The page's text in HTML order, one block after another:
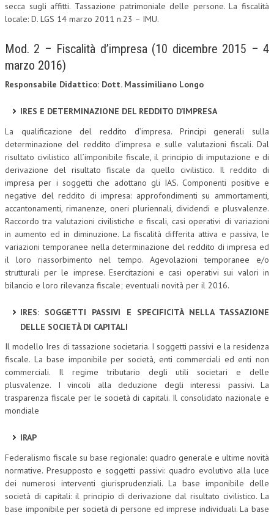
ARCHIVIO EVENTI (FINO AL 2022)
PUBBLICAZIONI
BOLLETTINO FINANZIAMENTI
TELEGRAM
DOCUMENTI
MANUALI E MONOGRAFIE
TESI DI LAUREA
MATERIALE DIDATTICO
INVITI E PROMOZIONI
secca sugli affitti. Tassazione patrimoniale delle persone. La fiscalità
locale: D. LGS 14 marzo 2011 n.23 – IMU.
Mod. 2 – Fiscalità d’impresa (10 dicembre 2015 – 4
marzo 2016)
Responsabile Didattico: Dott. Massimiliano Longo
IRES E DETERMINAZIONE DEL REDDITO D’IMPRESA
La qualificazione del reddito d’impresa. Principi generali sulla
determinazione del reddito d’impresa e sulle valutazioni fiscali. Dal
risultato civilistico all’imponibile fiscale, il principio di imputazione e di
derivazione del risultato fiscale da quello civilistico. Il reddito di
impresa per i soggetti che adottano gli IAS. Componenti positive e
negative del reddito di impresa: approfondimenti su ammortamenti,
accantonamenti, rimanenze, oneri pluriennali, dividendi e plusvalenze.
Raccordo tra valutazioni civilistiche e fiscali, casi operativi di variazioni
in aumento ed in diminuzione. La fiscalità differita attiva e passiva, le
variazioni temporanee nella determinazione del reddito di impresa ed
il loro riassorbimento nel tempo. Agevolazioni temporanee e/o
strutturali per le imprese. Esercitazioni e casi operativi sui valori in
bilancio e loro rilevanza fiscale; eventuali novità per il 2016.
IRES: SOGGETTI PASSIVI E SPECIFICITÀ NELLA TASSAZIONE
DELLE SOCIETÀ DI CAPITALI
Il modello Ires di tassazione societaria. I soggetti passivi e la residenza
fiscale. La base imponibile per società, enti commerciali ed enti non
commerciali. Il regime tributario degli utili societari e delle
plusvalenze. I vincoli alla deduzione degli interessi passivi. La
trasparenza fiscale per le società di capitali. Il consolidato nazionale e
mondiale
IRAP
Federalismo fiscale su base regionale: quadro generale e ultime novità
normative. Presupposto e soggetti passivi: quadro evolutivo alla luce
dei numerosi interventi giurisprudenziali. La base imponibile delle
società di capitali: il principio di derivazione dal risultato civilistico. La
base imponibile per società di persone ed imprese individuali. La base